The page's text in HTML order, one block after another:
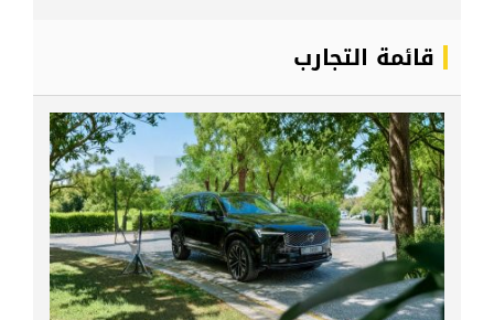
قائمة التجارب